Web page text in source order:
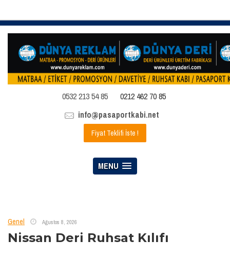
0532 213 54 85
0212 462 70 85
info@pasaportkabi.net
Fiyat Teklifi İste !
MENU
Genel Ağustos 8, 2026
Nissan Deri Ruhsat Kılıfı